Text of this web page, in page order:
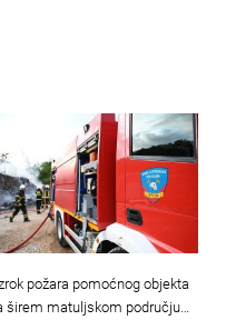
požara pomoćnog objekta
širem matuljskom području…